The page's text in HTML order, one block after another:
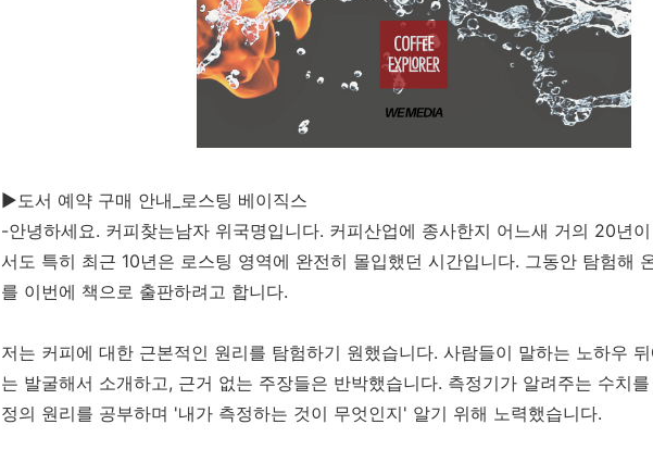
►도서 예약 구매 안내_로스팅 베이직스
-안녕하세요. 커피찾는남자 위국명입니다. 커피산업에 종사한지 어느새 거의 20년
서도 특히 최근 10년은 로스팅 영역에 완전히 몰입했던 시간입니다. 그동안 탐험해
를 이번에 책으로 출판하려고 합니다.
저는 커피에 대한 근본적인 원리를 탐험하기 원했습니다. 사람들이 말하는 노하우
는 발굴해서 소개하고, 근거 없는 주장들은 반박했습니다. 측정기가 알려주는 수치
정의 원리를 공부하며 '내가 측정하는 것이 무엇인지' 알기 위해 노력했습니다.